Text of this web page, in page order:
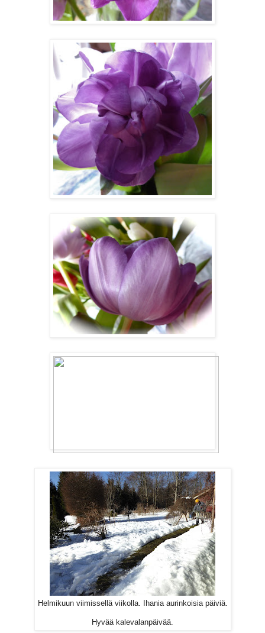
Helmikuun viimissellä viikolla. Ihania aurinkoisia päiviä.
Hyvää kalevalanpäivää.